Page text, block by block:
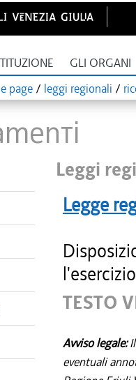
GLI ORGANI
page / leggi regionali /
Leggi
Legge
TESTO
Avviso legale:
eventuali